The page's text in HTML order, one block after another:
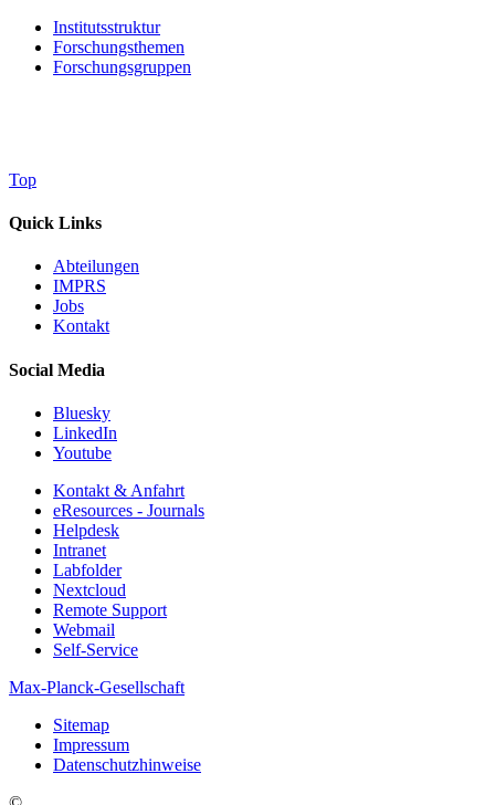
Institutsstruktur
Forschungsthemen
Forschungsgruppen
Top
Quick Links
Abteilungen
IMPRS
Jobs
Kontakt
Social Media
Bluesky
LinkedIn
Youtube
Kontakt & Anfahrt
eResources - Journals
Helpdesk
Intranet
Labfolder
Nextcloud
Remote Support
Webmail
Self-Service
Max-Planck-Gesellschaft
Sitemap
Impressum
Datenschutzhinweise